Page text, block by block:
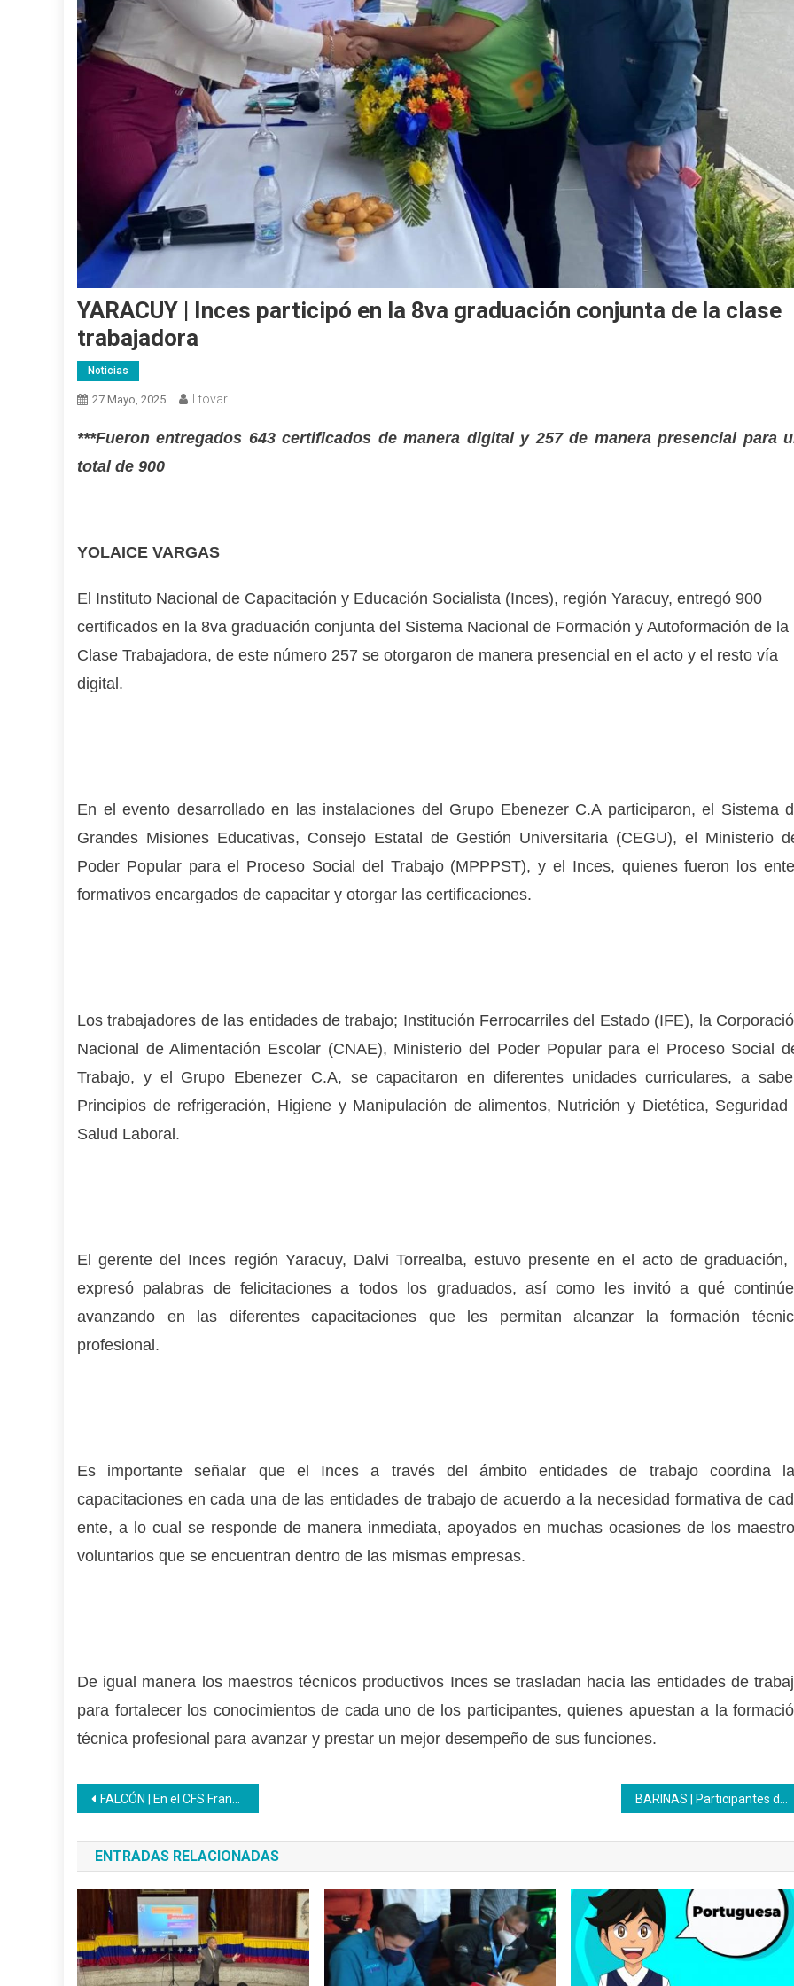
YARACUY | Inces participó en la 8va graduación conjunta de la clase
trabajadora
Noticias
27 Mayo, 2025 Ltovar
***Fueron entregados 643 certificados de manera digital y 257 de manera presencial para
total de 900
YOLAICE VARGAS
El Instituto Nacional de Capacitación y Educación Socialista (Inces), región Yaracuy, entregó 900
certificados en la 8va graduación conjunta del Sistema Nacional de Formación y Autoformación de la
Clase Trabajadora, de este número 257 se otorgaron de manera presencial en el acto y el resto vía
digital.
En el evento desarrollado en las instalaciones del Grupo Ebenezer C.A participaron, el Sistema
Grandes Misiones Educativas, Consejo Estatal de Gestión Universitaria (CEGU), el Ministerio
Poder Popular para el Proceso Social del Trabajo (MPPPST), y el Inces, quienes fueron los
formativos encargados de capacitar y otorgar las certificaciones.
Los trabajadores de las entidades de trabajo; Institución Ferrocarriles del Estado (IFE), la
Nacional de Alimentación Escolar (CNAE), Ministerio del Poder Popular para el Proceso Social
Trabajo, y el Grupo Ebenezer C.A, se capacitaron en diferentes unidades curriculares, a
Principios de refrigeración, Higiene y Manipulación de alimentos, Nutrición y Dietética, Seguridad
Salud Laboral.
El gerente del Inces región Yaracuy, Dalvi Torrealba, estuvo presente en el acto de graduación,
expresó palabras de felicitaciones a todos los graduados, así como les invitó a qué
avanzando en las diferentes capacitaciones que les permitan alcanzar la formación
profesional.
Es importante señalar que el Inces a través del ámbito entidades de trabajo coordina
capacitaciones en cada una de las entidades de trabajo de acuerdo a la necesidad formativa de
ente, a lo cual se responde de manera inmediata, apoyados en muchas ocasiones de los
voluntarios que se encuentran dentro de las mismas empresas.
De igual manera los maestros técnicos productivos Inces se trasladan hacia las entidades de
para fortalecer los conocimientos de cada uno de los participantes, quienes apuestan a la
técnica profesional para avanzar y prestar un mejor desempeño de sus funciones.
Navegación
de
entradas
FALCÓN | En el CFS Francisco de Miranda del Inces comunidades aprenden sobre comunicación efectiva
ENTRADAS RELACIONADAS